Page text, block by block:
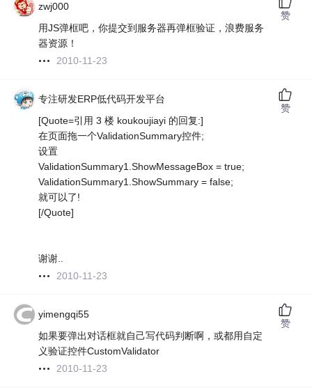
zwj000
用JS弹框吧，你提交到服务器再弹框验证，浪费服务
器资源！
2010-11-23
赞
专注研发ERP低代码开发平台
[Quote=引用 3 楼 koukoujiayi 的回复:]
在页面拖一个ValidationSummary控件;
设置
ValidationSummary1.ShowMessageBox = true;
ValidationSummary1.ShowSummary = false;
就可以了!
[/Quote]
谢谢..
2010-11-23
赞
yimengqi55
如果要弹出对话框就自己写代码判断啊，或都用自定
义验证控件CustomValidator
2010-11-23
赞